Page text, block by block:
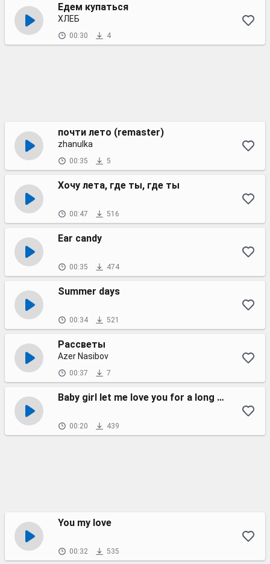
Едем купаться
ХЛЕБ
00:30 4
почти лето (remaster)
zhanulka
00:35 5
Хочу лета, где ты, где ты
00:47 516
Ear candy
00:35 474
Summer days
00:34 521
Рассветы
Azer Nasibov
00:37 7
Baby girl let me love you for a long time
00:20 439
You my love
00:32 535